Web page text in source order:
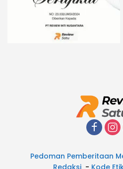
Pedoman Pemberitaan
Redaksi
Kode